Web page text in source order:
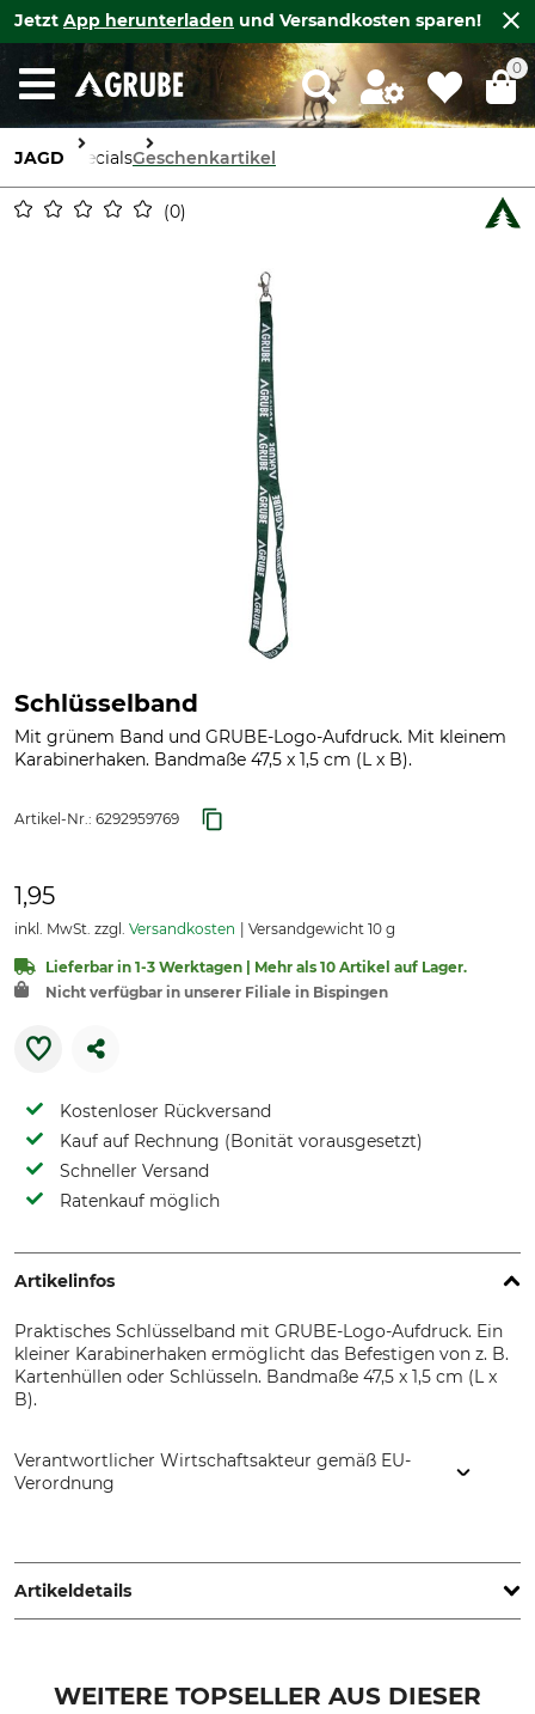
Jetzt App herunterladen und Versandkosten sparen!
0
JAGD SpecialsGeschenkartikel
0
Schlüsselband
Mit grünem Band und GRUBE-Logo-Aufdruck. Mit kleinem
Karabinerhaken. Bandmaße 47,5 x 1,5 cm (L x B).
Artikel-Nr.: 6292959769
1,95
inkl. MwSt. zzgl. Versandkosten Versandgewicht 10 g
Lieferbar in 1-3 Werktagen | Mehr als 10 Artikel auf Lager.
Nicht verfügbar in unserer Filiale in Bispingen
Kostenloser Rückversand
Kauf auf Rechnung (Bonität vorausgesetzt)
Schneller Versand
Ratenkauf möglich
Artikelinfos
Praktisches Schlüsselband mit GRUBE-Logo-Aufdruck. Ein
kleiner Karabinerhaken ermöglicht das Befestigen von z. B.
Kartenhüllen oder Schlüsseln. Bandmaße 47,5 x 1,5 cm (L x
B).
Verantwortlicher Wirtschaftsakteur gemäß EU-
Verordnung
www.grube.de
Artikeldetails
WEITERE TOPSELLER AUS DIESER